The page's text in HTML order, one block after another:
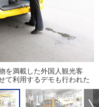
を満載した外国人観光客
て利用するデモも行われた